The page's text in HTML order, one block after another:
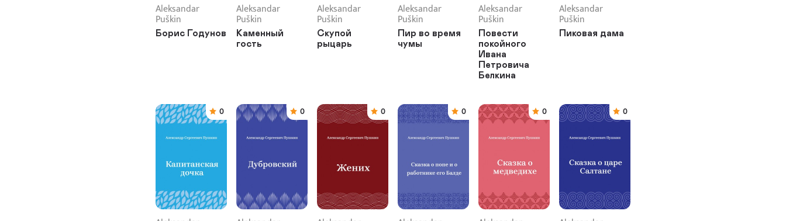
Aleksandar
Puškin
Борис Годунов
Aleksandar
Puškin
Каменный
гость
Aleksandar
Puškin
Скупой
рыцарь
Aleksandar
Puškin
Пир во время
чумы
Aleksandar
Puškin
Повести
покойного
Ивана
Петровича
Белкина
Aleksandar
Puškin
Пиковая дама
0 0 0 0 0 0